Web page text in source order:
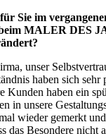
Sie im
MALER DES
unser
haben sich sehr
Kunden haben ein
in unsere
wieder gemerkt und
das Besondere nicht